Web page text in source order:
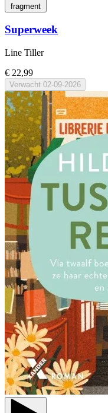
fragment
Superweek
Line Tiller
€ 22,99
Verwacht 02-09-2026